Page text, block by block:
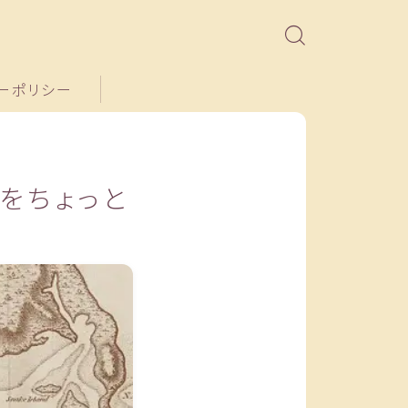
ポリシー
ちょっと